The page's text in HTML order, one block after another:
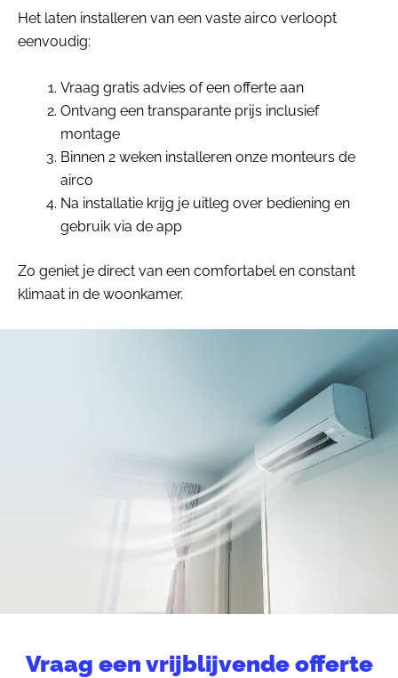
Het laten installeren van een vaste airco verloopt
eenvoudig:
Vraag gratis advies of een offerte aan
Ontvang een transparante prijs inclusief
montage
Binnen 2 weken installeren onze monteurs de
airco
Na installatie krijg je uitleg over bediening en
gebruik via de app
Zo geniet je direct van een comfortabel en constant
klimaat in de woonkamer.
Vraag een vrijblijvende offerte